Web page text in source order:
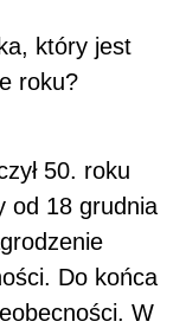
który jest
roku?
50. roku
od 18 grudnia
Do końca
W